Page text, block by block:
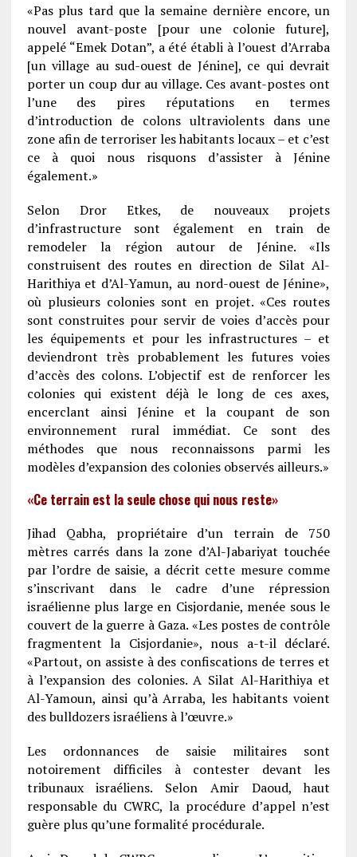
«Pas plus tard que la semaine dernière encore, un
nouvel avant-poste [pour une colonie future],
appelé “Emek Dotan”, a été établi à l’ouest d’Arraba
[un village au sud-ouest de Jénine], ce qui devrait
porter un coup dur au village. Ces avant-postes ont
l’une des pires réputations en termes
d’introduction de colons ultraviolents dans une
zone afin de terroriser les habitants locaux – et c’est
ce à quoi nous risquons d’assister à Jénine
également.»
Selon Dror Etkes, de nouveaux projets
d’infrastructure sont également en train de
remodeler la région autour de Jénine. «Ils
construisent des routes en direction de Silat Al-
Harithiya et d’Al-Yamun, au nord-ouest de Jénine»,
où plusieurs colonies sont en projet. «Ces routes
sont construites pour servir de voies d’accès pour
les équipements et pour les infrastructures – et
deviendront très probablement les futures voies
d’accès des colons. L’objectif est de renforcer les
colonies qui existent déjà le long de ces axes,
encerclant ainsi Jénine et la coupant de son
environnement rural immédiat. Ce sont des
méthodes que nous reconnaissons parmi les
modèles d’expansion des colonies observés ailleurs.»
«Ce terrain est la seule chose qui nous reste»
Jihad Qabha, propriétaire d’un terrain de 750
mètres carrés dans la zone d’Al-Jabariyat touchée
par l’ordre de saisie, a décrit cette mesure comme
s’inscrivant dans le cadre d’une répression
israélienne plus large en Cisjordanie, menée sous le
couvert de la guerre à Gaza. «Les postes de contrôle
fragmentent la Cisjordanie», nous a-t-il déclaré.
«Partout, on assiste à des confiscations de terres et
à l’expansion des colonies. A Silat Al-Harithiya et
Al-Yamoun, ainsi qu’à Arraba, les habitants voient
des bulldozers israéliens à l’œuvre.»
Les ordonnances de saisie militaires sont
notoirement difficiles à contester devant les
tribunaux israéliens. Selon Amir Daoud, haut
responsable du CWRC, la procédure d’appel n’est
guère plus qu’une formalité procédurale.